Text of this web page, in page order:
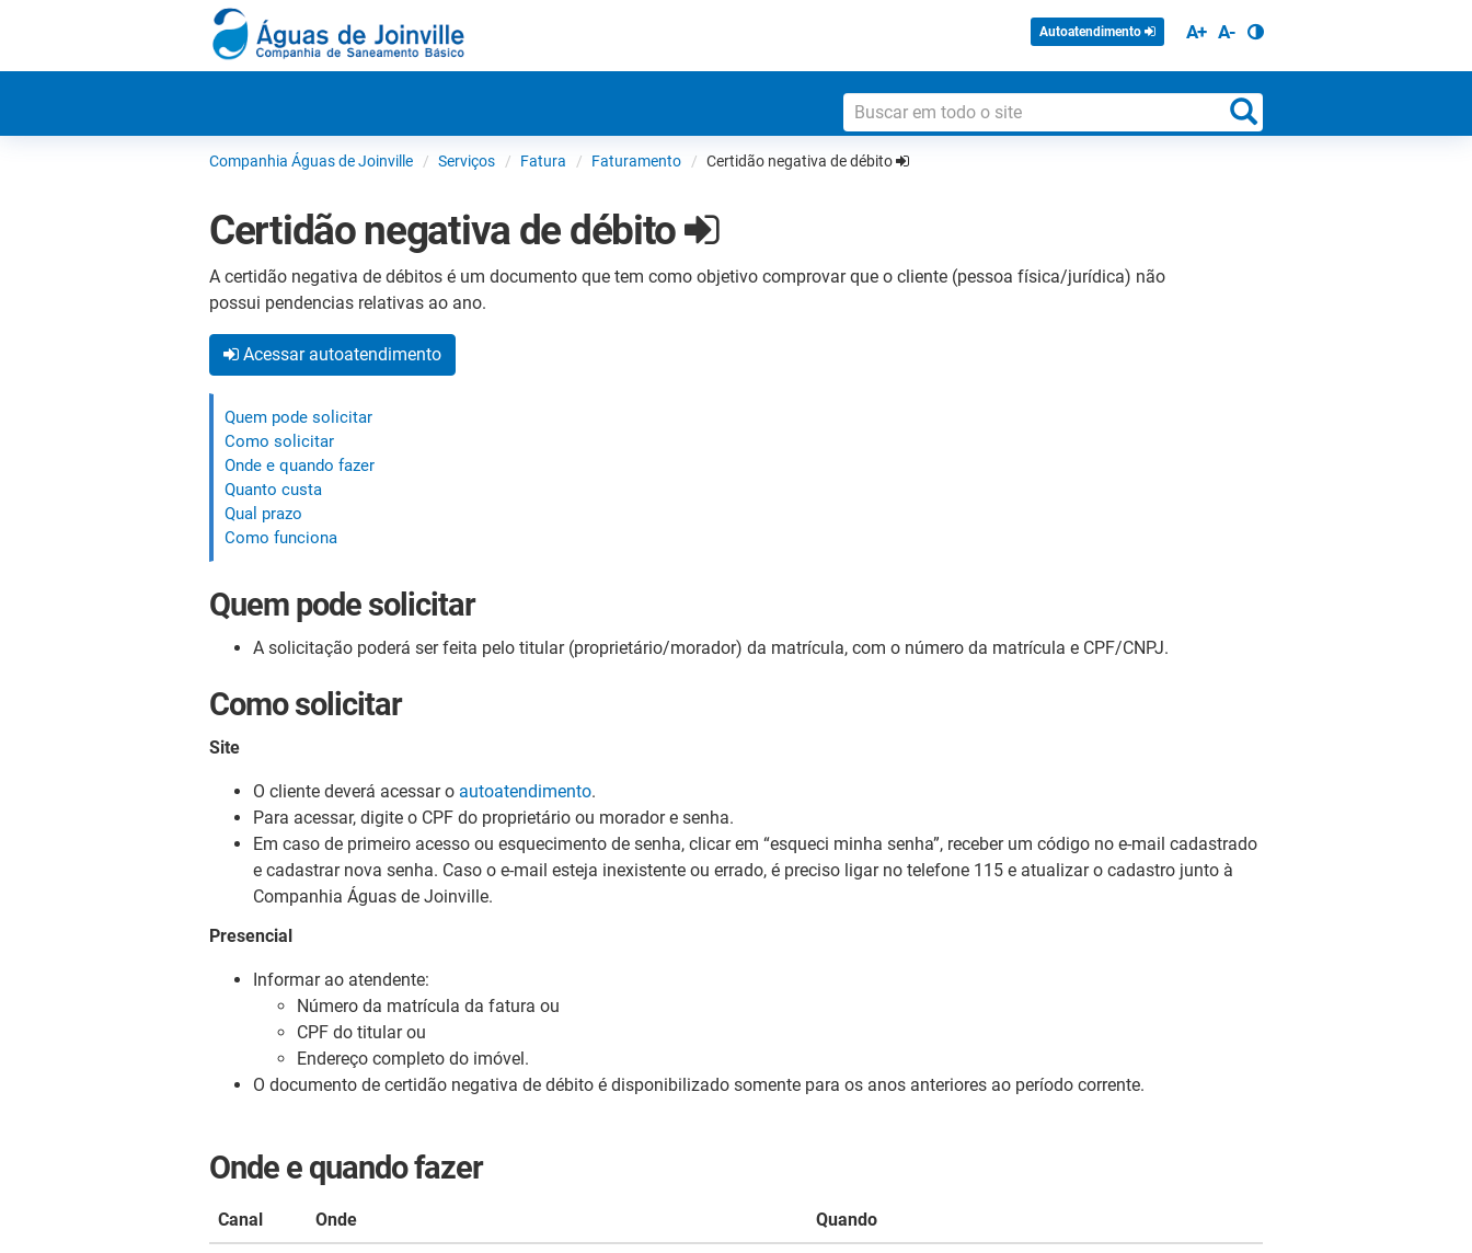
Autoatendimento A+ A-
Companhia Águas de Joinville Serviços Fatura Faturamento Certidão negativa de débito
Certidão negativa de débito
A certidão negativa de débitos é um documento que tem como objetivo comprovar que o cliente (pessoa física/jurídica) não
possui pendencias relativas ao ano.
Acessar autoatendimento
Quem pode solicitar
Como solicitar
Onde e quando fazer
Quanto custa
Qual prazo
Como funciona
Quem pode solicitar
A solicitação poderá ser feita pelo titular (proprietário/morador) da matrícula, com o número da matrícula e CPF/CNPJ.
Como solicitar
Site
O cliente deverá acessar o autoatendimento.
Para acessar, digite o CPF do proprietário ou morador e senha.
Em caso de primeiro acesso ou esquecimento de senha, clicar em “esqueci minha senha”, receber um código no e-mail cadastrado
e cadastrar nova senha. Caso o e-mail esteja inexistente ou errado, é preciso ligar no telefone 115 e atualizar o cadastro junto à
Companhia Águas de Joinville.
Presencial
Informar ao atendente:
Número da matrícula da fatura ou
CPF do titular ou
Endereço completo do imóvel.
O documento de certidão negativa de débito é disponibilizado somente para os anos anteriores ao período corrente.
Onde e quando fazer
Canal Onde Quando